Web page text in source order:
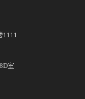
1111
室